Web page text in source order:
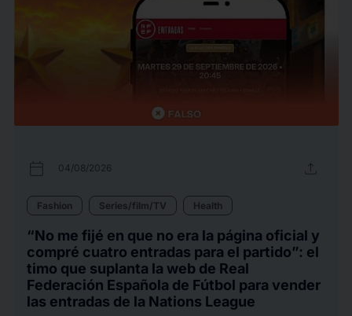
calendar_today 04/08/2026 upload
Fashion Series/film/TV Health
“No me fijé en que no era la página oficial y
compré cuatro entradas para el partido”: el
timo que suplanta la web de Real
Federación Española de Fútbol para vender
las entradas de la Nations League